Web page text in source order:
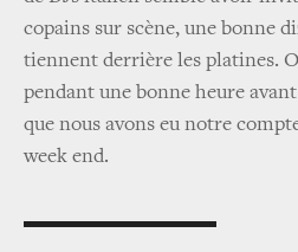
copains sur scène, une bonne
tiennent derrière les platines.
pendant une bonne heure
que nous avons eu notre
week end.